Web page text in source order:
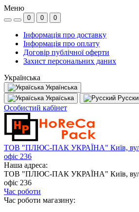
Меню
0 0 0
Інформація про доставку
Інформація про оплату
Договір публічної оферти
Захист персональних даних
Українська
Українська
Україська
Особистий кабінет
ТОВ "ПЛЮС-ПАК УКРАЇНА" Київ, вул.
офіс 236
Наша адреса:
ТОВ "ПЛЮС-ПАК УКРАЇНА" Київ, вул.
офіс 236
Час роботи
Час роботи магазину: